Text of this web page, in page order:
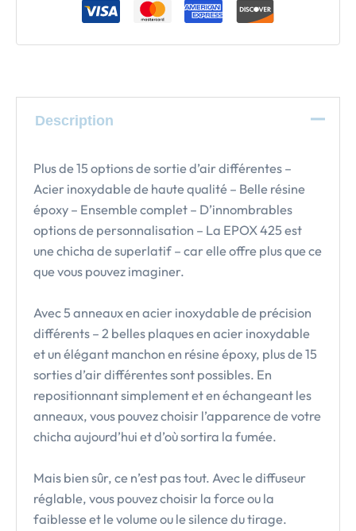
Description
Plus de 15 options de sortie d’air différentes –
Acier inoxydable de haute qualité – Belle résine
époxy – Ensemble complet – D’innombrables
options de personnalisation – La EPOX 425 est
une chicha de superlatif – car elle offre plus que ce
que vous pouvez imaginer.
Avec 5 anneaux en acier inoxydable de précision
différents – 2 belles plaques en acier inoxydable
et un élégant manchon en résine époxy, plus de 15
sorties d’air différentes sont possibles. En
repositionnant simplement et en échangeant les
anneaux, vous pouvez choisir l’apparence de votre
chicha aujourd’hui et d’où sortira la fumée.
Mais bien sûr, ce n’est pas tout. Avec le diffuseur
réglable, vous pouvez choisir la force ou la
faiblesse et le volume ou le silence du tirage.